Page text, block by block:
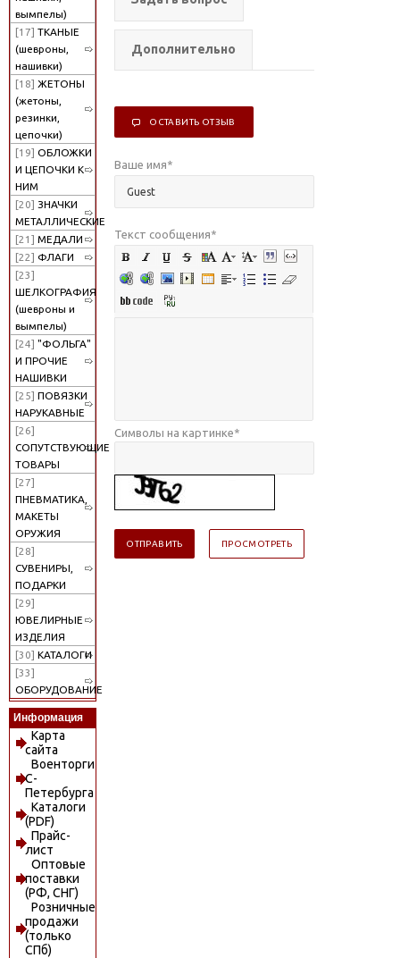
вымпелы)
[17] ТКАНЫЕ
(шевроны,
нашивки)
[18] ЖЕТОНЫ
(жетоны,
резинки,
цепочки)
[19] ОБЛОЖКИ
И ЦЕПОЧКИ К
НИМ
[20] ЗНАЧКИ
МЕТАЛЛИЧЕСКИЕ
[21] МЕДАЛИ
[22] ФЛАГИ
[23]
ШЕЛКОГРАФИЯ
(шевроны и
вымпелы)
[24] "ФОЛЬГА"
И ПРОЧИЕ
НАШИВКИ
[25] ПОВЯЗКИ
НАРУКАВНЫЕ
[26]
СОПУТСТВУЮЩИЕ
ТОВАРЫ
[27]
ПНЕВМАТИКА,
МАКЕТЫ
ОРУЖИЯ
[28]
СУВЕНИРЫ,
ПОДАРКИ
[29]
ЮВЕЛИРНЫЕ
ИЗДЕЛИЯ
[30] КАТАЛОГИ
[33]
ОБОРУДОВАНИЕ
Информация
Карта
сайта
Военторги
С-
Петербурга
Каталоги
(PDF)
Прайс-
лист
Оптовые
поставки
(РФ, СНГ)
Розничные
продажи
(только
СПб)
Дополнительно
ОСТАВИТЬ ОТЗЫВ
Ваше имя*
Текст сообщения*
Символы на картинке*